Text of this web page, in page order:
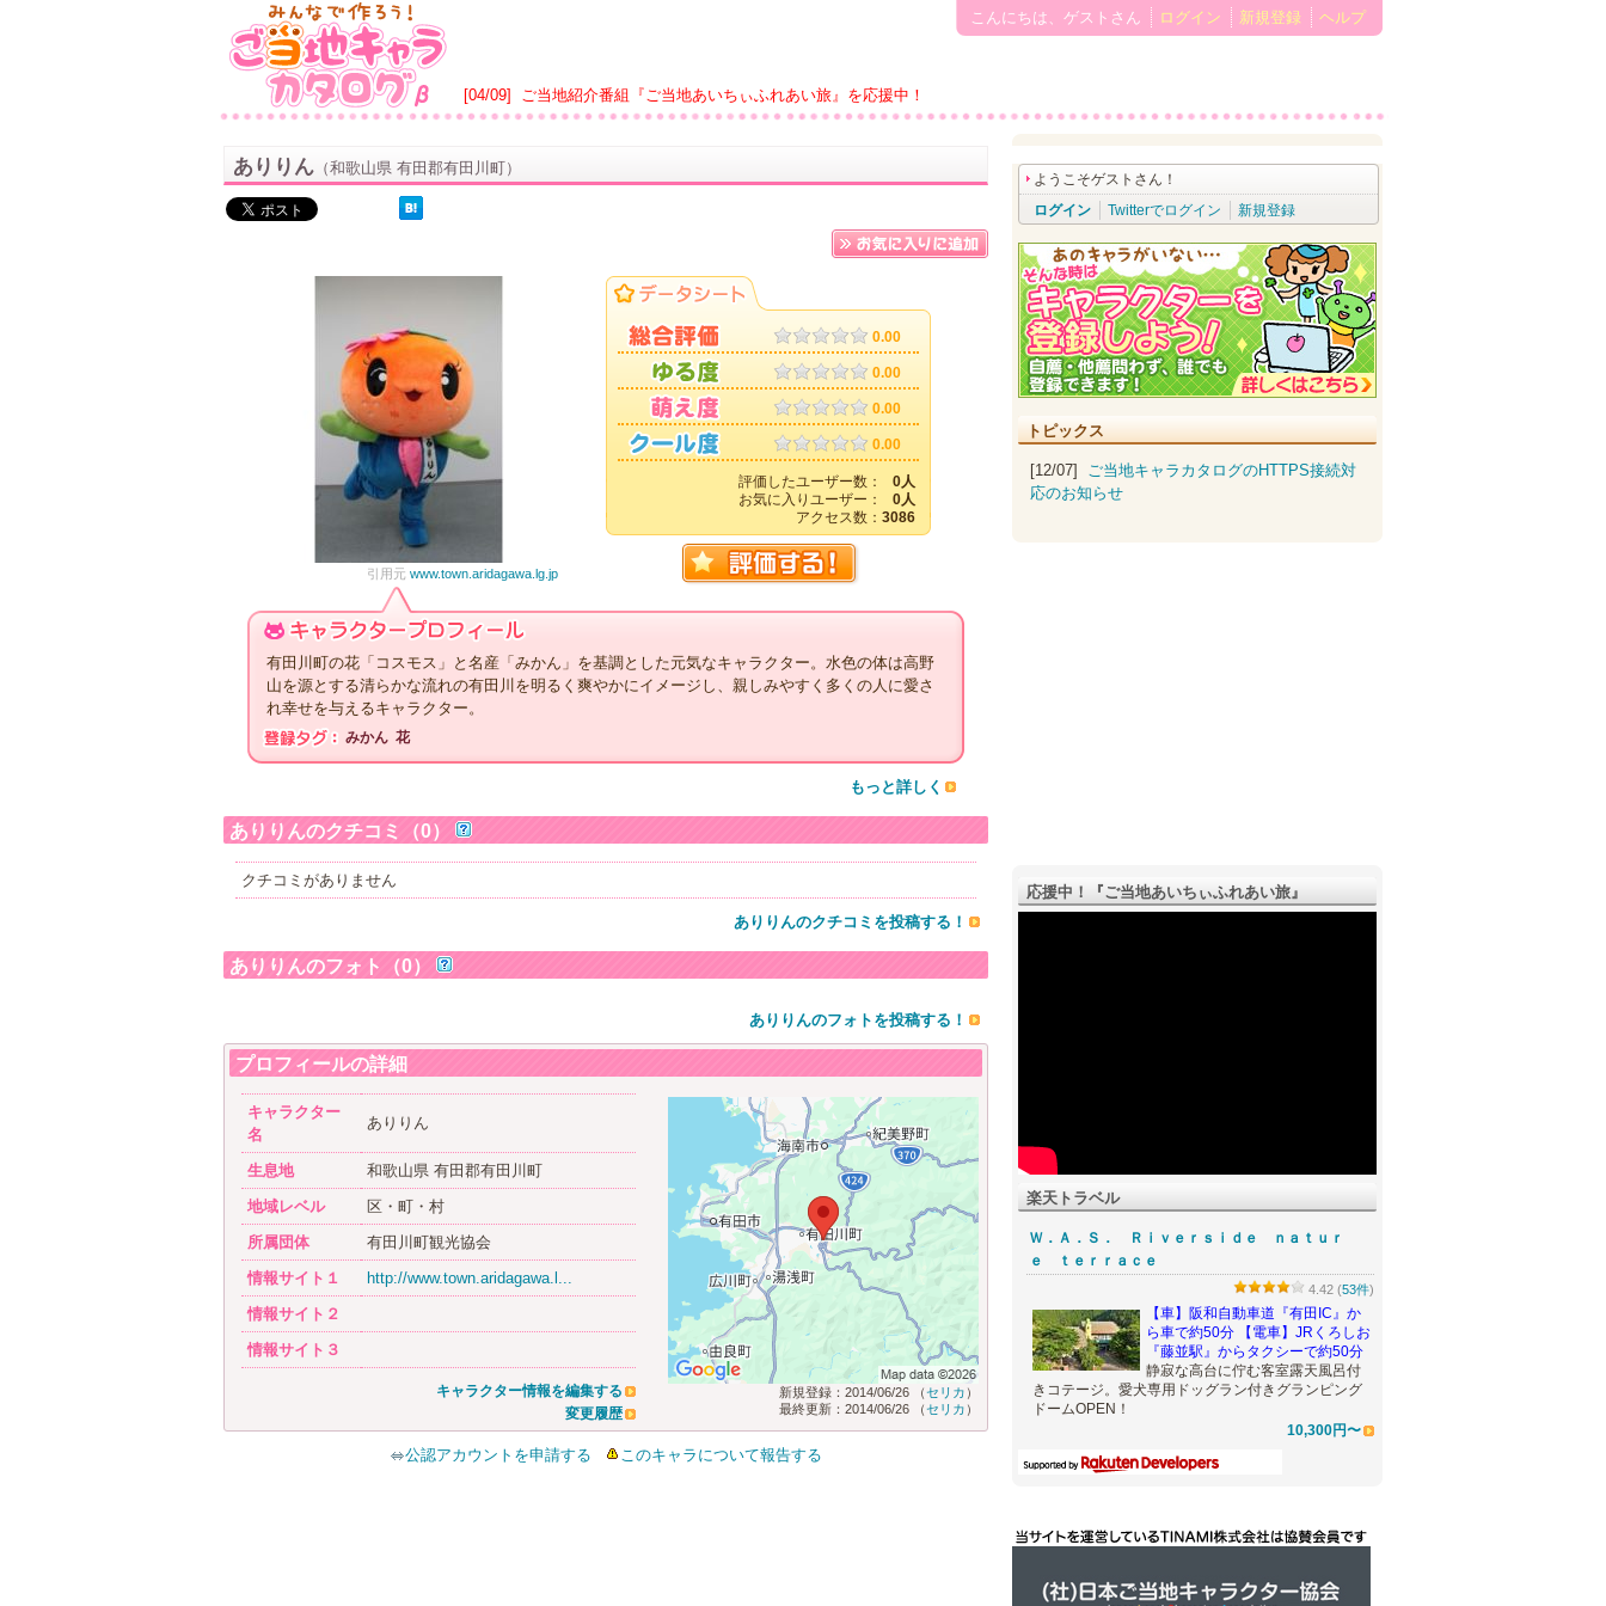
[04/09] ご当地紹介番組『ご当地あいちぃふれあい旅』を応援中！
こんにちは、ゲストさん ログイン 新規登録 ヘルプ
ありりん （和歌山県 有田郡有田川町）
引用元 www.town.aridagawa.lg.jp
0.00
0.00
0.00
0.00
評価したユーザー数：
0人
お気に入りユーザー：
0人
アクセス数： 3086
有田川町の花「コスモス」と名産「みかん」を基調とした元気なキャラクター。水色の体は高野
山を源とする清らかな流れの有田川を明るく爽やかにイメージし、親しみやすく多くの人に愛さ
れ幸せを与えるキャラクター。
みかん 花
もっと詳しく
ありりんのクチコミ（0）
クチコミがありません
ありりんのクチコミを投稿する！
ありりんのフォト（0）
ありりんのフォトを投稿する！
プロフィールの詳細
キャラクター
名
ありりん
生息地
和歌山県 有田郡有田川町
地域レベル
区・町・村
所属団体
有田川町観光協会
情報サイト１
http://www.town.aridagawa.l...
情報サイト２
情報サイト３
キャラクター情報を編集する
変更履歴
新規登録：2014/06/26 （セリカ ）
最終更新：2014/06/26 （セリカ ）
公認アカウントを申請する このキャラについて報告する
ようこそゲストさん！
ログイン
Twitterでログイン 新規登録
トピックス
[12/07] ご当地キャラカタログのHTTPS接続対
応のお知らせ
応援中！『ご­当地あいちぃふれあい旅』
楽天トラベル
Ｗ．Ａ．Ｓ． Ｒｉｖｅｒｓｉｄｅ ｎａｔｕｒ
ｅ ｔｅｒｒａｃｅ
4.42 (53件)
【車】阪和自動車道『有田IC』か
ら車で約50分 【電車】JRくろしお
『藤並駅』からタクシーで約50分
静寂な高台に佇む客室露天風呂付
きコテージ。愛犬専用ドッグラン付きグランピング
ドームOPEN！
10,300円〜